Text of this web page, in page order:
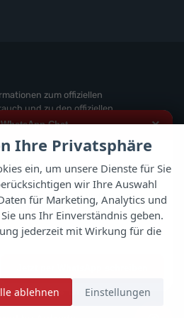
WhatsApp Chat ×
ich interessiere mich für das oben
genannte Fahrzeug und freue mich
über Eure Kontaktaufnahme.
Viele Grüße
zum offiziellen
und zu den offiziellen
und gegebenenfalls
offiziellen Kraftstoffverbrauch,
neuer PKW'
der an allen Verkaufsstellen
Automobil Treuhand
erhältlich ist unter
www.dat.de.
24 GmbH
Ihre Privatsphäre
ein, um unsere Dienste für Sie
wir Ihre Auswahl
für Marketing, Analytics und
uns Ihr Einverständnis geben.
jederzeit mit Wirkung für die
ablehnen Einstellungen